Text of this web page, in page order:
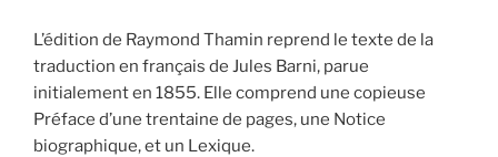
L’édition de Raymond Thamin reprend le texte de la
traduction en français de Jules Barni, parue
initialement en 1855. Elle comprend une copieuse
Préface d’une trentaine de pages, une Notice
biographique, et un Lexique.